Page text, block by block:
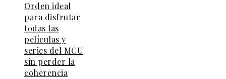
Orden ideal
para disfrutar
todas las
películas y
series del MCU
sin perder la
coherencia